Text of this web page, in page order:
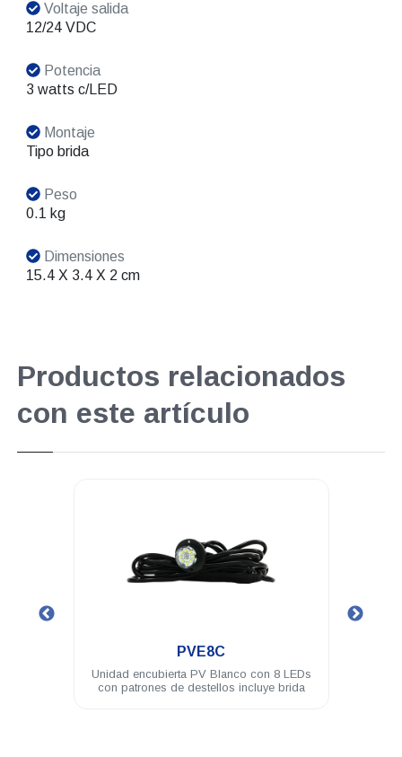
Voltaje salida
12/24 VDC
Potencia
3 watts c/LED
Montaje
Tipo brida
Peso
0.1 kg
Dimensiones
15.4 X 3.4 X 2 cm
Productos relacionados
con este artículo
PVL4A
Modulo PV ASSAULT 4 LED 3W difusor
180° ámbar